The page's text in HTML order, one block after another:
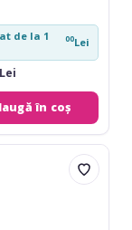
de la 1
00Lei
Lei
în coș